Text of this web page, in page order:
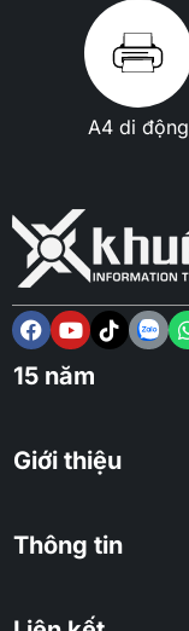
A4 di động
15 năm
Giới thiệu
Thông tin